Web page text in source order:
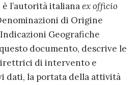
è l’autorità italianaex officio
di Origine
Geografiche
documento, descrive le
di intervento e
dati, la portata della attività